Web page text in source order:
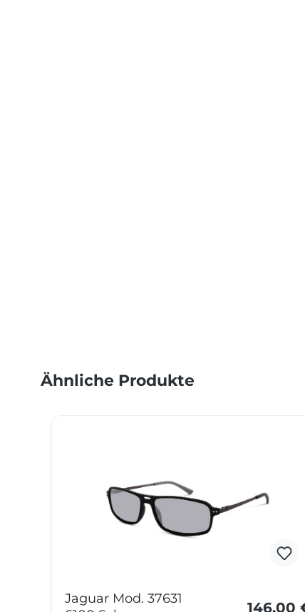
Ähnliche Produkte
Jaguar Mod. 37631
146,00